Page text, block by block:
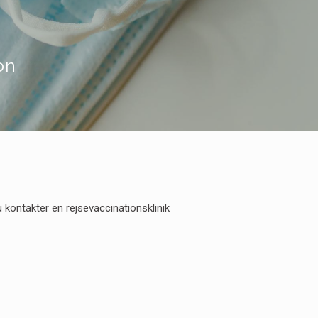
kontakter en rejsevaccinationsklinik